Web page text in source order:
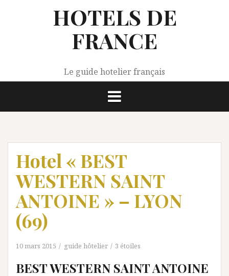
HOTELS DE
FRANCE
Le guide hotelier français
Hotel « BEST
WESTERN SAINT
ANTOINE » – LYON
(69)
10 mars 2015 guide hôtelier 3 étoiles
BEST WESTERN SAINT ANTOINE